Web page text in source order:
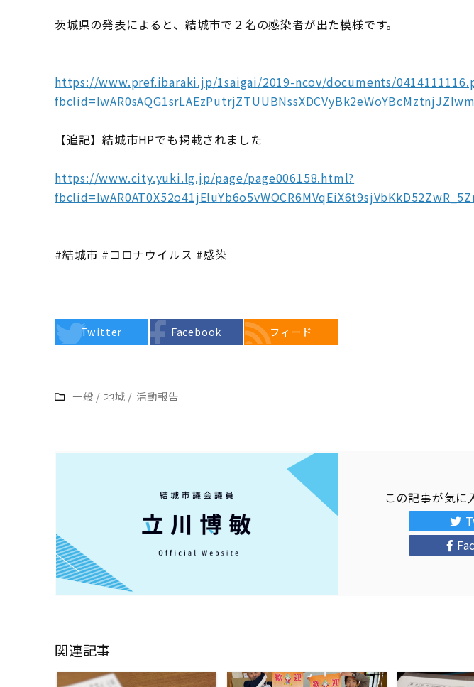
茨城県の発表によると、結城市で２名の感染者が出た模様です。
https://www.pref.ibaraki.jp/1saigai/2019-ncov/documents/
【追記】結城市HPでも掲載されました
https://www.city.yuki.lg.jp/page/page006158.html?
#結城市 #コロナウイルス #感染
Twitter Facebook フィード
一般 / 地域 / 活動報告
この記事が気に
関連記事